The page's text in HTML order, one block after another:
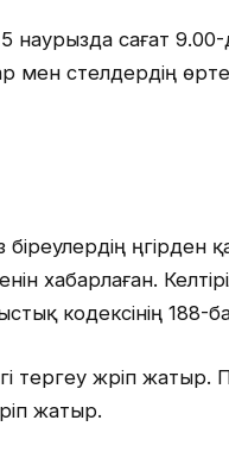
сағат 9.00-
мен үстелдердің
біреулердің
хабарлаған.
кодексінің 188-
тергеу жүріп
жатыр.